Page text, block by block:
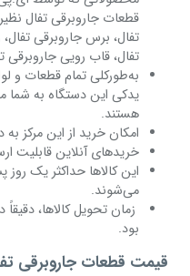
قطعات جاروبرقی تفال
تفال، برس جاروبرقی
تفال، قاب رویی جاروبرقی
به‌طورکلی تمام قطعات و
یدکی این دستگاه به شما
هستند.
امکان خرید از این مرکز
خریدهای آنلاین قابلیت
این کالاها حداکثر یک
می‌شوند.
زمان تحویل کالاها،
بود.
قیمت قطعات جاروبرقی